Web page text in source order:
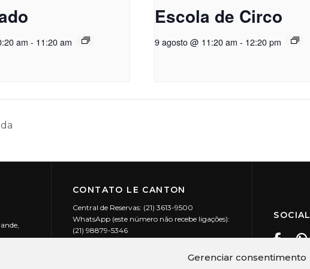
Gerenciar consentimento
am - 11:20 am
Escola de Circo
9 agosto @ 11:20 am - 12:20 pm
CONTATO LE CANTON
Central de Reservas: (21) 3613-9500
WhatsApp (este número não recebe ligações):
(21) 98879-5346
SOCIAL